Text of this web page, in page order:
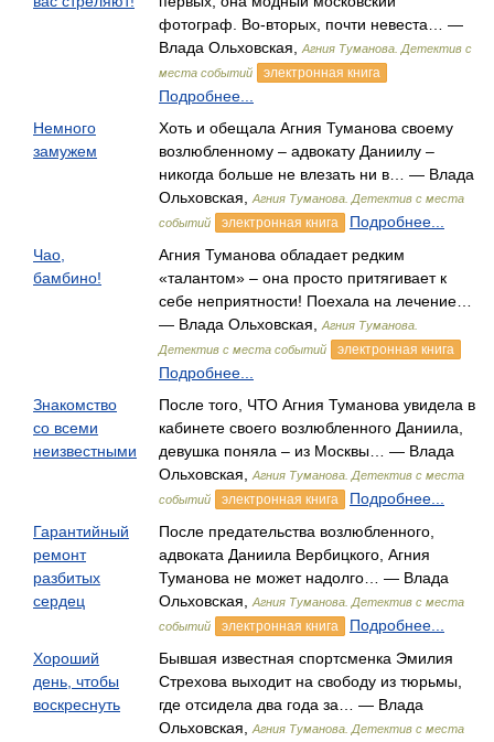
фотограф. Во-вторых, почти невеста… —
Влада Ольховская,
Агния Туманова. Детектив с
места событий
электронная книга
Подробнее...
Немного
замужем
Хоть и обещала Агния Туманова своему
возлюбленному – адвокату Даниилу –
никогда больше не влезать ни в… — Влада
Ольховская,
Агния Туманова. Детектив с места
событий
электронная книга
Подробнее...
Чао,
бамбино!
Агния Туманова обладает редким
«талантом» – она просто притягивает к
себе неприятности! Поехала на лечение…
— Влада Ольховская,
Агния Туманова.
Детектив с места событий
электронная книга
Подробнее...
Знакомство
со всеми
неизвестными
После того, ЧТО Агния Туманова увидела в
кабинете своего возлюбленного Даниила,
девушка поняла – из Москвы… — Влада
Ольховская,
Агния Туманова. Детектив с места
событий
электронная книга
Подробнее...
Гарантийный
ремонт
разбитых
сердец
После предательства возлюбленного,
адвоката Даниила Вербицкого, Агния
Туманова не может надолго… — Влада
Ольховская,
Агния Туманова. Детектив с места
событий
электронная книга
Подробнее...
Хороший
день, чтобы
воскреснуть
Бывшая известная спортсменка Эмилия
Стрехова выходит на свободу из тюрьмы,
где отсидела два года за… — Влада
Ольховская,
Агния Туманова. Детектив с места